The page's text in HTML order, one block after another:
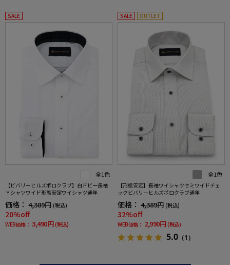
SALE
全1色
【ビバリーヒルズポロクラブ】白ドビー長袖
Ｙシャツワイド形態安定ワイシャツ通年
価格： 4,389円 (税込)
20%off
WEB価格： 3,490円 (税込)
SALE OUTLET
全1色
【形態安定】長袖ワイシャツセミワイドチェ
ックビバリーヒルズポロクラブ通年
価格： 4,389円 (税込)
32%off
WEB価格： 2,990円 (税込)
5.0 （1）